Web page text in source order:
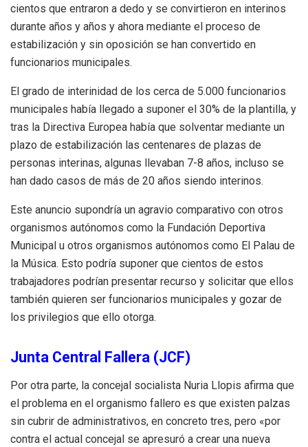
cientos que entraron a dedo y se convirtieron en interinos
durante años y años y ahora mediante el proceso de
estabilización y sin oposición se han convertido en
funcionarios municipales.
El grado de interinidad de los cerca de 5.000 funcionarios
municipales había llegado a suponer el 30% de la plantilla, y
tras la Directiva Europea había que solventar mediante un
plazo de estabilización las centenares de plazas de
personas interinas, algunas llevaban 7-8 años, incluso se
han dado casos de más de 20 años siendo interinos.
Este anuncio supondría un agravio comparativo con otros
organismos autónomos como la Fundación Deportiva
Municipal u otros organismos autónomos como El Palau de
la Música. Esto podría suponer que cientos de estos
trabajadores podrían presentar recurso y solicitar que ellos
también quieren ser funcionarios municipales y gozar de
los privilegios que ello otorga.
Junta Central Fallera (JCF)
Por otra parte, la concejal socialista Nuria Llopis afirma que
el problema en el organismo fallero es que existen palzas
sin cubrir de administrativos, en concreto tres, pero «por
contra el actual concejal se apresuró a crear una nueva